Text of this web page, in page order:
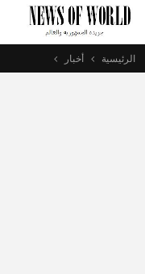
الرئيسية أخبار